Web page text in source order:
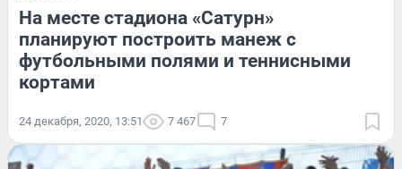
На месте стадиона «Сатурн»
планируют построить манеж с
футбольными полями и теннисными
кортами
24 декабря, 2020, 13:51 7 467 7